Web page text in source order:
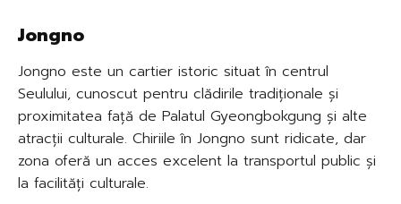
Jongno
Jongno este un cartier istoric situat în centrul
Seulului, cunoscut pentru clădirile tradiționale și
proximitatea față de Palatul Gyeongbokgung și alte
atracții culturale. Chiriile în Jongno sunt ridicate, dar
zona oferă un acces excelent la transportul public și
la facilități culturale.